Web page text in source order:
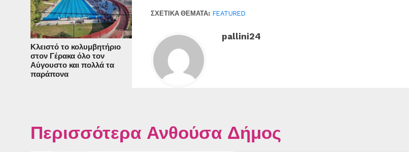
Κλειστό το κολυμβητήριο
στον Γέρακα όλο τον
Αύγουστο και πολλά τα
παράπονα
ΣΧΕΤΙΚΆ ΘΈΜΑΤΑ: FEATURED
pallini24
Περισσότερα Ανθούσα Δήμος